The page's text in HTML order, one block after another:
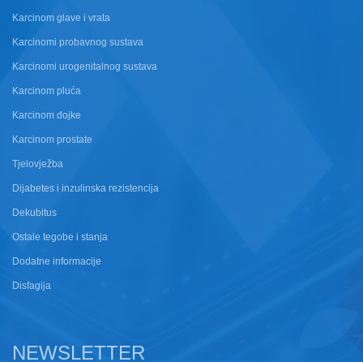
Karcinom glave i vrata
Karcinomi probavnog sustava
Karcinomi urogenitalnog sustava
Karcinom pluća
Karcinom dojke
Karcinom prostate
Tjelovježba
Dijabetes i inzulinska rezistencija
Dekubitus
Ostale tegobe i stanja
Dodatne informacije
Disfagija
NEWSLETTER